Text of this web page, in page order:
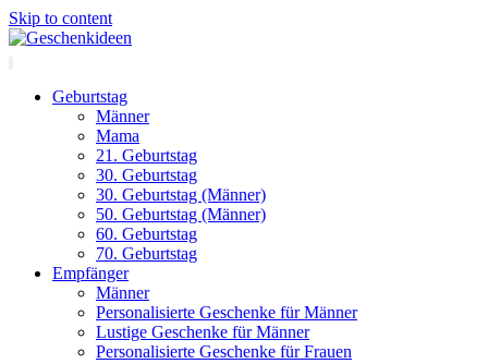
Skip to content
Geburtstag
Männer
Mama
21. Geburtstag
30. Geburtstag
30. Geburtstag (Männer)
50. Geburtstag (Männer)
60. Geburtstag
70. Geburtstag
Empfänger
Männer
Personalisierte Geschenke für Männer
Lustige Geschenke für Männer
Personalisierte Geschenke für Frauen